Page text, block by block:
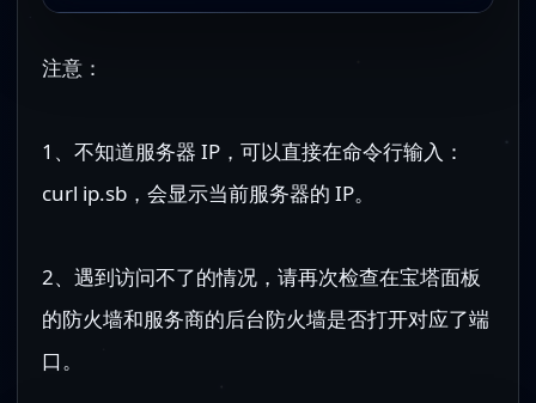
注意：
1、不知道服务器 IP，可以直接在命令行输入：
curl ip.sb，会显示当前服务器的 IP。
2、遇到访问不了的情况，请再次检查在宝塔面板
的防火墙和服务商的后台防火墙是否打开对应了端
口。